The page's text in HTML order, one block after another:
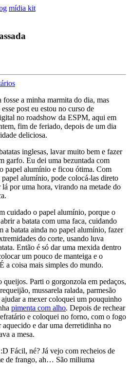
mídia kit
fosse a minha marmita do dia, mas
post eu estou no curso de
no roadshow da ESPM, aqui em
fim de feriado, depois de um dia
deliciosa.
inglesas, lavar muito bem e fazer
garfo. Eu dei uma bezuntada com
papel alumínio e ficou ótima. Com
papel alumínio, pode colocá-las direto
por uma hora, virando na metade do
cuidado o papel alumínio, porque o
a batata com uma faca, cuidando
a batata ainda no papel alumínio, fazer
do corte, usando luva
Então é só dar uma mexida dentro
um pouco de manteiga e o
a coisa mais simples do mundo.
Parti o gorgonzola em pedaços,
mussarela ralada, parmesão
a mexer coloquei um pouquinho
pimenta com alho. Depois de rechear
e coloquei no forno, com o fogo
aquecido e dar uma derretidinha no
a mesa.
Fácil, né? Já vejo com recheios de
de frango, ah… São miliuma